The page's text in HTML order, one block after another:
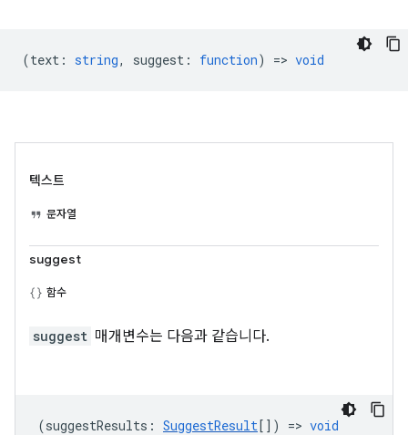
(text : string, suggest : function) => void
텍스트
문자열
suggest
함수
suggest 매개변수는 다음과 같습니다.
(suggestResults : SuggestResult[]) => void